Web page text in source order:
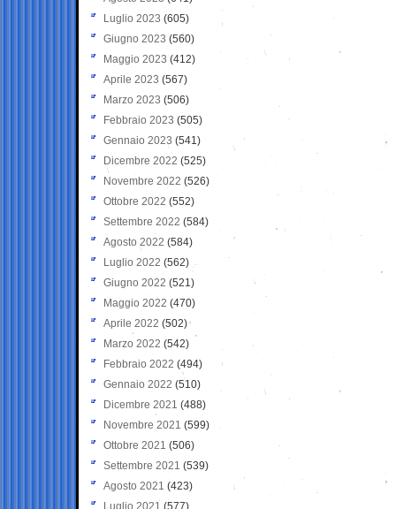
Luglio 2023 (605)
Giugno 2023 (560)
Maggio 2023 (412)
Aprile 2023 (567)
Marzo 2023 (506)
Febbraio 2023 (505)
Gennaio 2023 (541)
Dicembre 2022 (525)
Novembre 2022 (526)
Ottobre 2022 (552)
Settembre 2022 (584)
Agosto 2022 (584)
Luglio 2022 (562)
Giugno 2022 (521)
Maggio 2022 (470)
Aprile 2022 (502)
Marzo 2022 (542)
Febbraio 2022 (494)
Gennaio 2022 (510)
Dicembre 2021 (488)
Novembre 2021 (599)
Ottobre 2021 (506)
Settembre 2021 (539)
Agosto 2021 (423)
Luglio 2021 (577)